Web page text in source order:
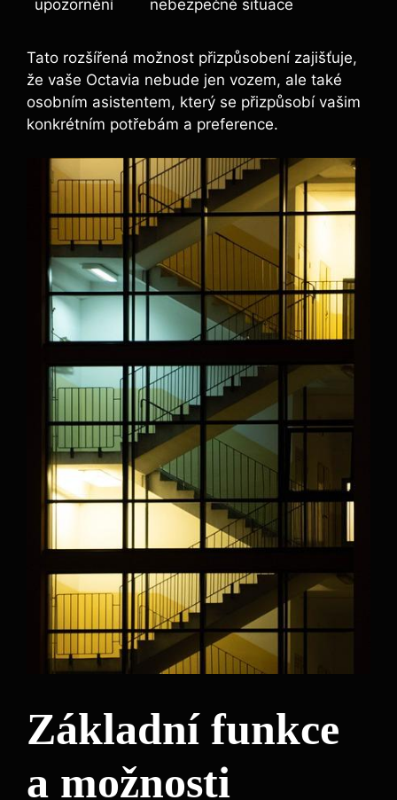
upozornění nebezpečné situace
Tato rozšířená možnost přizpůsobení zajišťuje,
že vaše Octavia nebude jen vozem, ale také
osobním asistentem, který se přizpůsobí vašim
konkrétním potřebám a preference.
Základní funkce
a možnosti